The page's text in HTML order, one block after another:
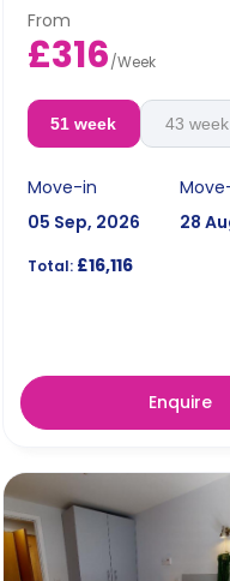
partial accessibility for
From
£316/Week
51 week 43 week
Move-in
05 Sep, 2026
28
Total:£16,116
Enquire